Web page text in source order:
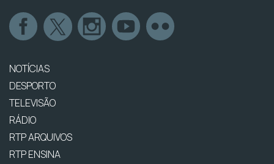
NOTÍCIAS
DESPORTO
TELEVISÃO
RÁDIO
RTP ARQUIVOS
RTP ENSINA